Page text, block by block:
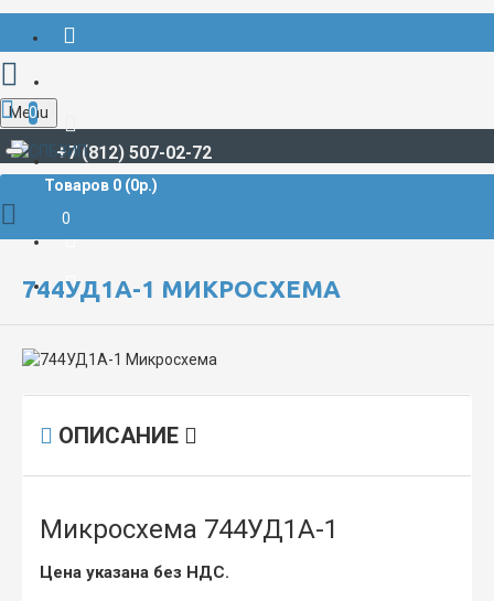
+7 (812) 507-02-72
Menu
0
Товаров 0 (0р.)
0
РАДИОДЕТАЛИ И РАДИОЭЛЕКТРОННЫЕ КОМПОНЕНТЫ
744УД1А-1 МИКРОСХЕМА
ОПИСАНИЕ
Микросхема 744УД1А-1
Цена указана без НДС.